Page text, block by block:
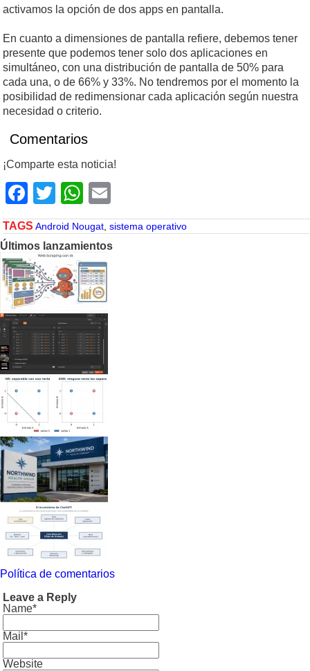
activamos la opción de dos apps en pantalla.
En cuanto a dimensiones de pantalla refiere, debemos tener
presente que podemos tener solo dos aplicaciones en
simultáneo, con una distribución de pantalla de 50% para
cada una, o de 66% y 33%. No tendremos por el momento la
posibilidad de redimensionar cada aplicación según nuestra
necesidad o criterio.
Comentarios
¡Comparte esta noticia!
Facebook
TwitterWhatsApp
TAGS Android Nougat, sistema operativo
Últimos lanzamientos
Política de comentarios
Leave a Reply
Name*
Mail*
Website